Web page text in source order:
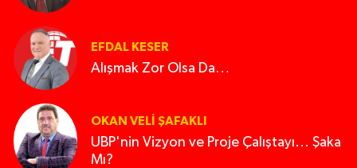
EFDAL KESER
Alışmak Zor Olsa Da…
OKAN VELI ŞAFAKLI
UBP'nin Vizyon ve Proje Çalıştayı... Şaka
Mı?